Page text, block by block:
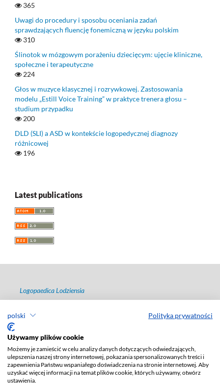
polski Polityka prywatności
Używamy plików cookie
Możemy je zamieścić w celu analizy danych dotyczących odwiedzających,
ulepszenia naszej strony internetowej, pokazania spersonalizowanych treści i
zapewnienia Państwu wspaniałego doświadczenia na stronie internetowej. Aby
uzyskać więcej informacji na temat plików cookie, których używamy, otwórz
ustawienia.
365
Uwagi do procedury i sposobu oceniania zadań
sprawdzających fluencję fonemiczną w języku polskim
310
Ślinotok w mózgowym porażeniu dziecięcym: ujęcie kliniczne,
społeczne i terapeutyczne
224
Głos w muzyce klasycznej i rozrywkowej. Zastosowania
modelu „Estill Voice Training” w praktyce trenera głosu –
studium przypadku
200
DLD (SLI) a ASD w kontekście logopedycznej diagnozy
różnicowej
196
Latest publications
Logopaedica Lodziensia
e-ISSN 2657-4381
Publisher Lodz University Press
Jana Matejki St., no 34A, postal code: 90-237, city: Łódź
Phone: +48 42 235 01 65, fax: +48 42 66 55 86
Publisher's office: agnieszka.janicka@uni.lodz.pl